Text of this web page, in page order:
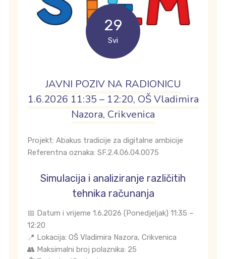
29
Svi
JAVNI POZIV NA RADIONICU
1.6.2026 11:35 – 12:20, OŠ Vladimira
Nazora, Crikvenica
Projekt: Abakus tradicije za digitalne ambicije
Referentna oznaka: SF.2.4.06.04.0075
Simulacija i analiziranje različitih
tehnika računanja
📅 Datum i vrijeme 1.6.2026 (Ponedjeljak) 11:35 –
12:20
📍 Lokacija: OŠ Vladimira Nazora, Crikvenica
👥 Maksimalni broj polaznika: 25